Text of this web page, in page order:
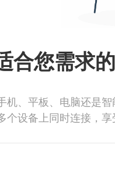
合您需求
、平板、电脑还是智
设备上同时连接，享